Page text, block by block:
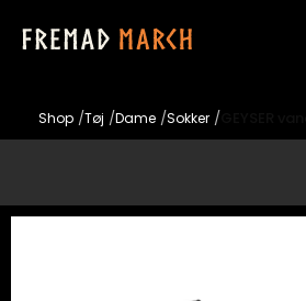
Shop /Tøj /Dame /Sokker /